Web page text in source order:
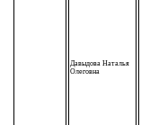
Давыдова Наталья
Олеговна